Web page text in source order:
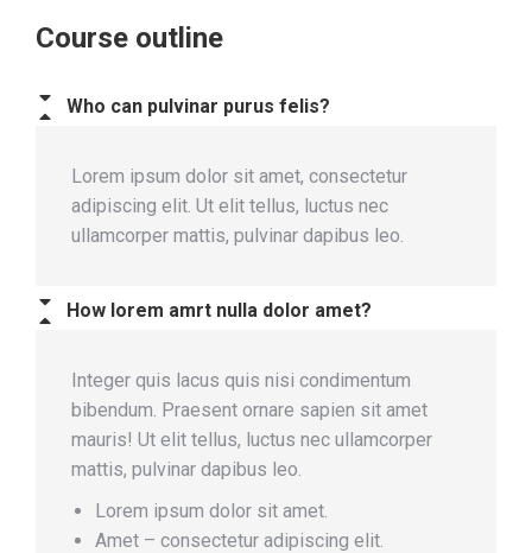
Course outline
Who can pulvinar purus felis?
Lorem ipsum dolor sit amet, consectetur
adipiscing elit. Ut elit tellus, luctus nec
ullamcorper mattis, pulvinar dapibus leo.
How lorem amrt nulla dolor amet?
Integer quis lacus quis nisi condimentum
bibendum. Praesent ornare sapien sit amet
mauris! Ut elit tellus, luctus nec ullamcorper
mattis, pulvinar dapibus leo.
Lorem ipsum dolor sit amet.
Amet – consectetur adipiscing elit.